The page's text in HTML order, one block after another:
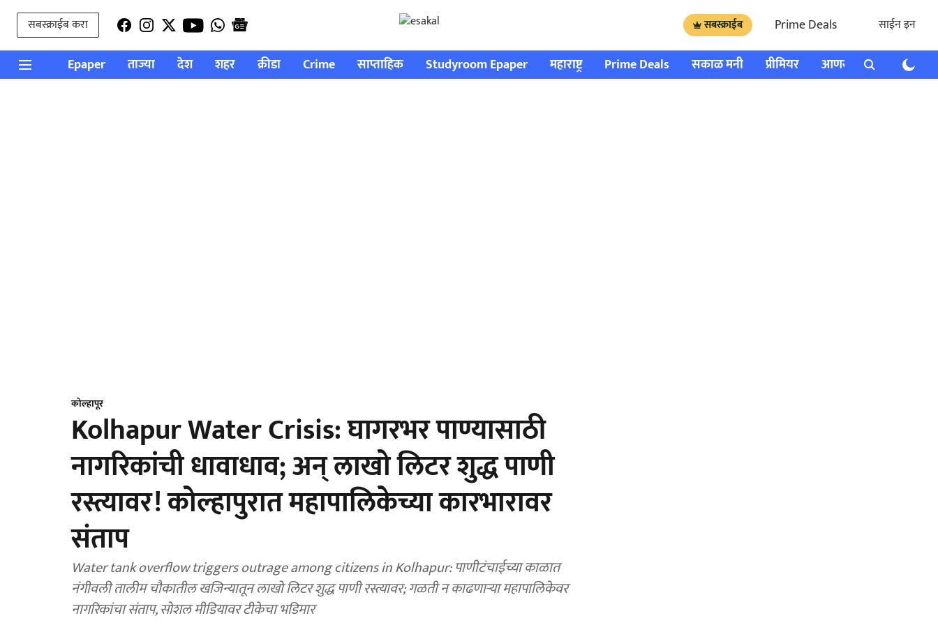
सबस्क्राईब करा सबस्क्राईब Prime Deals साईन इन
Epaper ताज्या देश शहर क्रीडा Crime साप्ताहिक Studyroom Epaper महाराष्ट्र Prime Deals सकाळ मनी प्रीमियर आणखी राशी भविष्य
कोल्हापूर
Kolhapur Water Crisis: घागरभर पाण्यासाठी
नागरिकांची धावाधाव; अन् लाखो लिटर शुद्ध पाणी
रस्त्यावर! कोल्हापुरात महापालिकेच्या कारभारावर
संताप
Water tank overflow triggers outrage among citizens in Kolhapur: पाणीटंचाईच्या काळात
नंगीवली तालीम चौकातील खजिन्यातून लाखो लिटर शुद्ध पाणी रस्त्यावर; गळती न काढणाऱ्या महापालिकेवर
नागरिकांचा संताप, सोशल मीडियावर टीकेचा भडिमार